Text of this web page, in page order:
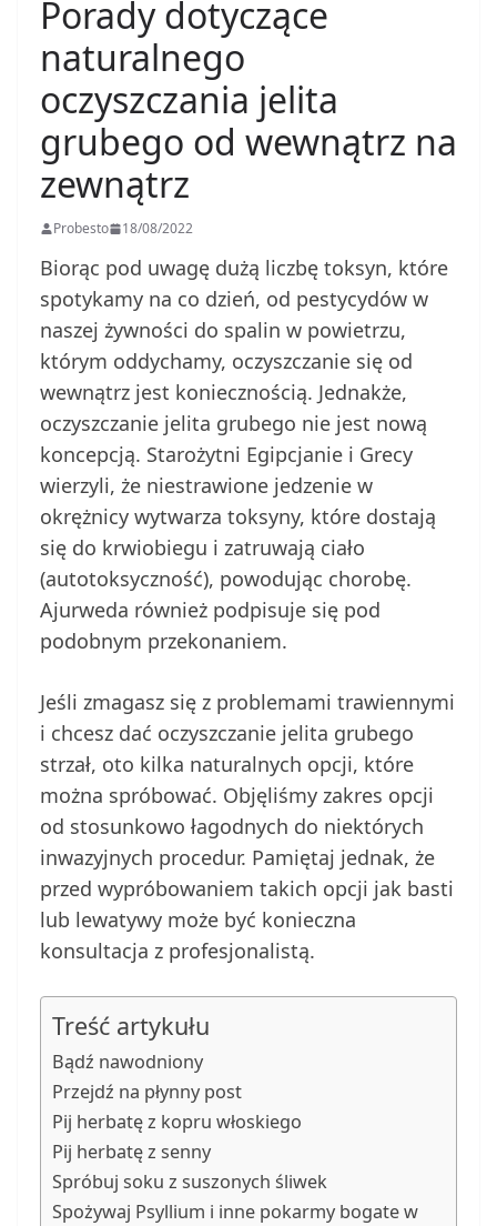
Porady dotyczące
naturalnego
oczyszczania jelita
grubego od wewnątrz na
zewnątrz
Probesto 18/08/2022
Biorąc pod uwagę dużą liczbę toksyn, które
spotykamy na co dzień, od pestycydów w
naszej żywności do spalin w powietrzu,
którym oddychamy, oczyszczanie się od
wewnątrz jest koniecznością. Jednakże,
oczyszczanie jelita grubego nie jest nową
koncepcją. Starożytni Egipcjanie i Grecy
wierzyli, że niestrawione jedzenie w
okrężnicy wytwarza toksyny, które dostają
się do krwiobiegu i zatruwają ciało
(autotoksyczność), powodując chorobę.
Ajurweda również podpisuje się pod
podobnym przekonaniem.
Jeśli zmagasz się z problemami trawiennymi
i chcesz dać oczyszczanie jelita grubego
strzał, oto kilka naturalnych opcji, które
można spróbować. Objęliśmy zakres opcji
od stosunkowo łagodnych do niektórych
inwazyjnych procedur. Pamiętaj jednak, że
przed wypróbowaniem takich opcji jak basti
lub lewatywy może być konieczna
konsultacja z profesjonalistą.
Treść artykułu
Bądź nawodniony
Przejdź na płynny post
Pij herbatę z kopru włoskiego
Pij herbatę z senny
Spróbuj soku z suszonych śliwek
Spożywaj Psyllium i inne pokarmy bogate w